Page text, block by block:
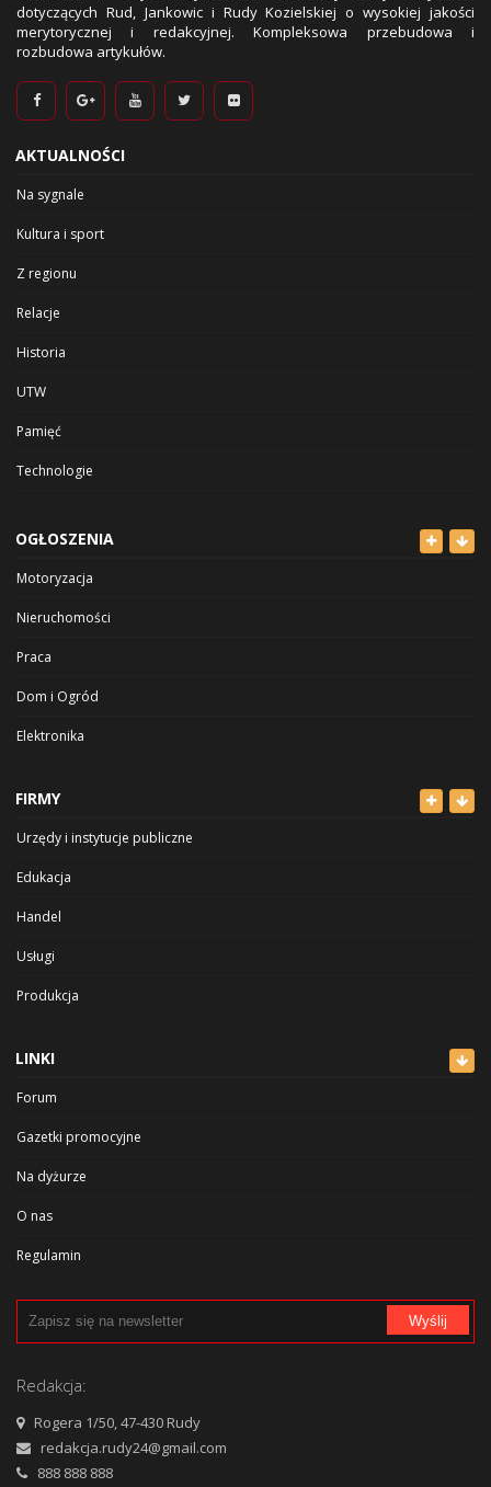
dotyczących Rud, Jankowic i Rudy Kozielskiej o wysokiej jakości
merytorycznej i redakcyjnej. Kompleksowa przebudowa i
rozbudowa artykułów.
AKTUALNOŚCI
Na sygnale
Kultura i sport
Z regionu
Relacje
Historia
UTW
Pamięć
Technologie
OGŁOSZENIA
Motoryzacja
Nieruchomości
Praca
Dom i Ogród
Elektronika
FIRMY
Urzędy i instytucje publiczne
Edukacja
Handel
Usługi
Produkcja
LINKI
Forum
Gazetki promocyjne
Na dyżurze
O nas
Regulamin
Cennik
Kontakt
Wyślij
Redakcja:
Rogera 1/50, 47-430 Rudy
redakcja.rudy24@gmail.com
888 888 888